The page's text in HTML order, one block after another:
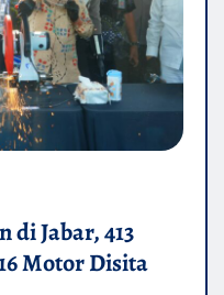
di Jabar, 413
Motor Disita